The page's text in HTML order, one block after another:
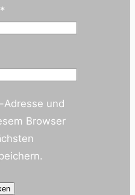
*
Adresse und
Browser